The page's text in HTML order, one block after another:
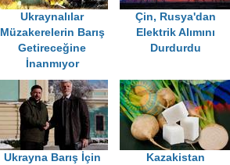
Ukraynalılar
Müzakerelerin Barış
Getireceğine
İnanmıyor
Çin, Rusya'dan
Elektrik Alımını
Durdurdu
Ukrayna Barış İçin
Kazakistan